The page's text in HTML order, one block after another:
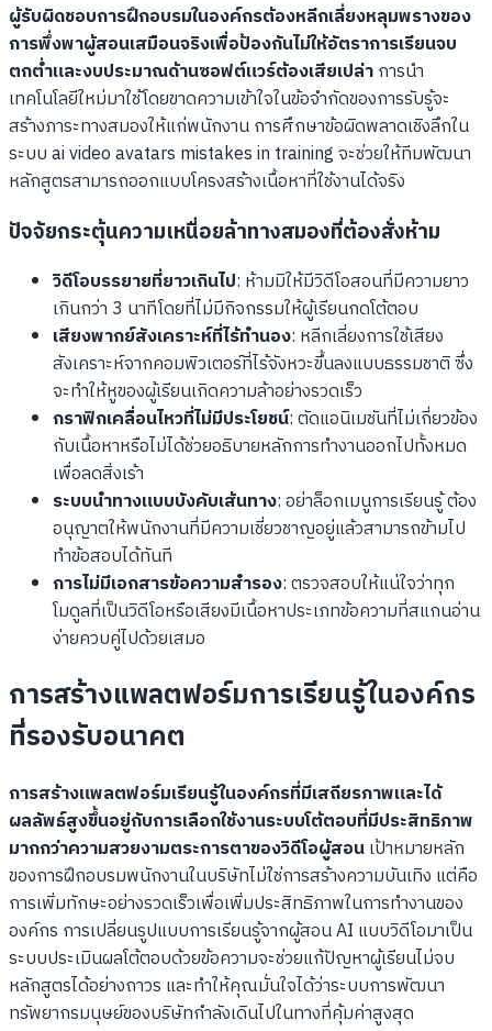
ผู้รับผิดชอบการฝึกอบรมในองค์กรต้องหลีกเลี่ยงหลุมพรางของ
การพึ่งพาผู้สอนเสมือนจริงเพื่อป้องกันไม่ให้อัตราการเรียนจบ
ตกต่ำและงบประมาณด้านซอฟต์แวร์ต้องเสียเปล่าการนำ
เทคโนโลยีใหม่มาใช้โดยขาดความเข้าใจในข้อจำกัดของการรับรู้จะ
สร้างภาระทางสมองให้แก่พนักงาน การศึกษาข้อผิดพลาดเชิงลึกใน
ระบบ ai video avatars mistakes in training จะช่วยให้ทีมพัฒนา
หลักสูตรสามารถออกแบบโครงสร้างเนื้อหาที่ใช้งานได้จริง
ปัจจัยกระตุ้นความเหนื่อยล้าทางสมองที่ต้องสั่งห้าม
วิดีโอบรรยายที่ยาวเกินไป: ห้ามมิให้มีวิดีโอสอนที่มีความยาว
เกินกว่า 3 นาทีโดยที่ไม่มีกิจกรรมให้ผู้เรียนกดโต้ตอบ
เสียงพากย์สังเคราะห์ที่ไร้ทำนอง: หลีกเลี่ยงการใช้เสียง
สังเคราะห์จากคอมพิวเตอร์ที่ไร้จังหวะขึ้นลงแบบธรรมชาติ ซึ่ง
จะทำให้หูของผู้เรียนเกิดความล้าอย่างรวดเร็ว
กราฟิกเคลื่อนไหวที่ไม่มีประโยชน์: ตัดแอนิเมชันที่ไม่เกี่ยวข้อง
กับเนื้อหาหรือไม่ได้ช่วยอธิบายหลักการทำงานออกไปทั้งหมด
เพื่อลดสิ่งเร้า
ระบบนำทางแบบบังคับเส้นทาง: อย่าล็อกเมนูการเรียนรู้ ต้อง
อนุญาตให้พนักงานที่มีความเชี่ยวชาญอยู่แล้วสามารถข้ามไป
ทำข้อสอบได้ทันที
การไม่มีเอกสารข้อความสำรอง: ตรวจสอบให้แน่ใจว่าทุก
โมดูลที่เป็นวิดีโอหรือเสียงมีเนื้อหาประเภทข้อความที่สแกนอ่าน
ง่ายควบคู่ไปด้วยเสมอ
การสร้างแพลตฟอร์มการเรียนรู้ในองค์กร
ที่รองรับอนาคต
การสร้างแพลตฟอร์มเรียนรู้ในองค์กรที่มีเสถียรภาพและได้
ผลลัพธ์สูงขึ้นอยู่กับการเลือกใช้งานระบบโต้ตอบที่มีประสิทธิภาพ
มากกว่าความสวยงามตระการตาของวิดีโอผู้สอนเป้าหมายหลัก
ของการฝึกอบรมพนักงานในบริษัทไม่ใช่การสร้างความบันเทิง แต่คือ
การเพิ่มทักษะอย่างรวดเร็วเพื่อเพิ่มประสิทธิภาพในการทำงานของ
องค์กร การเปลี่ยนรูปแบบการเรียนรู้จากผู้สอน AI แบบวิดีโอมาเป็น
ระบบประเมินผลโต้ตอบด้วยข้อความจะช่วยแก้ปัญหาผู้เรียนไม่จบ
หลักสูตรได้อย่างถาวร และทำให้คุณมั่นใจได้ว่าระบบการพัฒนา
ทรัพยากรมนุษย์ของบริษัทกำลังเดินไปในทางที่คุ้มค่าสูงสุด